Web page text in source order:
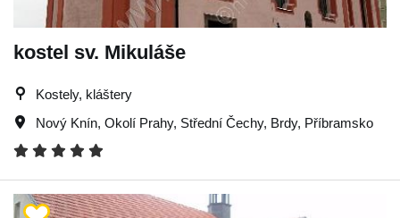
kostel sv. Mikuláše
Kostely, kláštery
Nový Knín, Okolí Prahy, Střední Čechy, Brdy, Příbramsko